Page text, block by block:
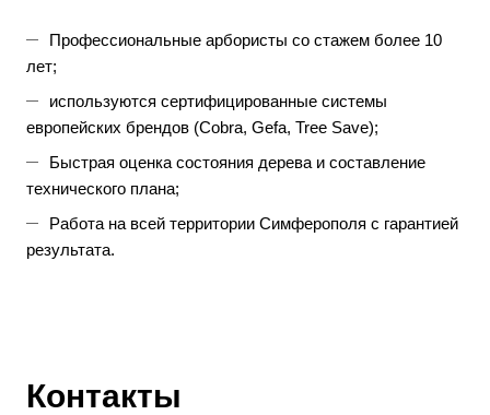
Профессиональные арбористы со стажем более 10
лет;
используются сертифицированные системы
европейских брендов (Cobra, Gefa, Tree Save);
Быстрая оценка состояния дерева и составление
технического плана;
Работа на всей территории Симферополя с гарантией
результата.
Контакты